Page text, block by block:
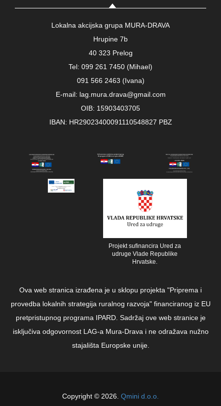
Lokalna akcijska grupa MURA-DRAVA
Hrupine 7b
40 323 Prelog
Tel: 099 261 7450 (Mihael)
091 566 2463 (Ivana)
E-mail: lag.mura.drava@gmail.com
OIB: 15903403705
IBAN: HR29023400091110548827 PBZ
Projekt sufinancira Ured za
udruge Vlade Republike
Hrvatske.
Ova web stranica izrađena je u sklopu projekta "Priprema i
provedba lokalnih strategija ruralnog razvoja" financiranog iz EU
pretpristupnog programa IPARD. Sadržaj ove web stranice je
isključiva odgovornost LAG-a Mura-Drava i ne odražava nužno
stajališta Europske unije.
Copyright © 2026. Qmini d.o.o.